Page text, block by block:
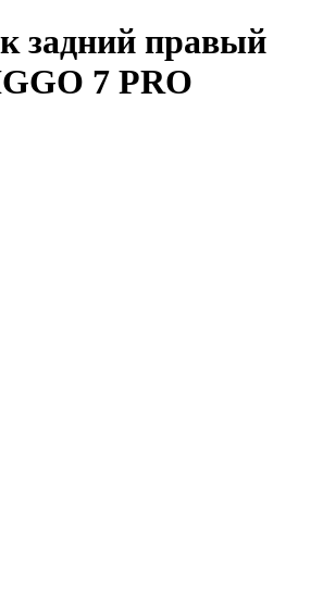
задний правый
7 PRO